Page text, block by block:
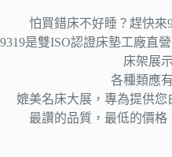
怕買錯床不好睡？趕快來
9319是雙ISO認證床墊工廠直
床架展
各種類應
媲美名床大展，專為提供您
最讚的品質，最低的價